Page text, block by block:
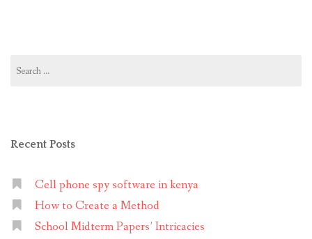
for:
Recent Posts
Cell phone spy software in kenya
How to Create a Method
School Midterm Papers’ Intricacies